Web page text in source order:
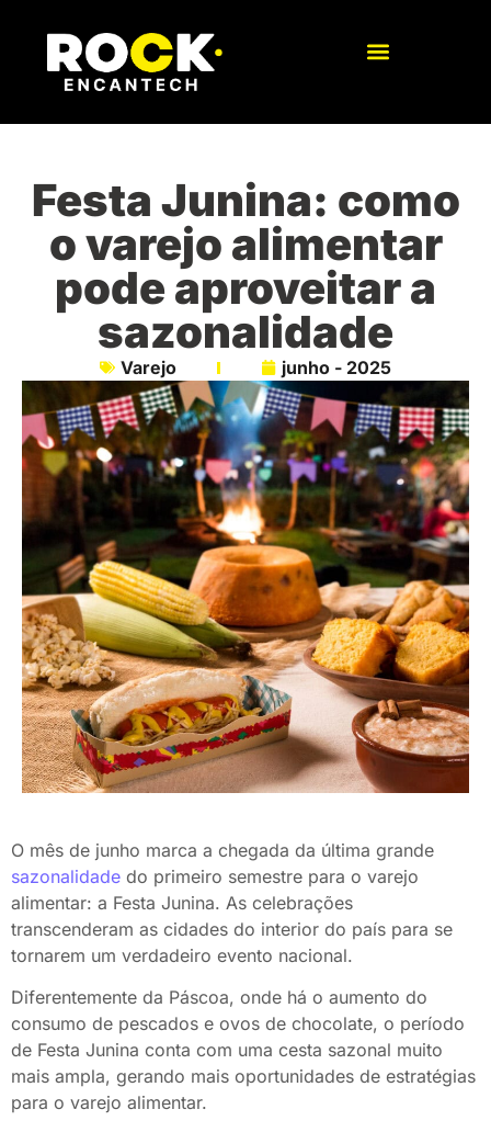
Festa Junina: como
o varejo alimentar
pode aproveitar a
sazonalidade
Varejo junho - 2025
O mês de junho marca a chegada da última grande
sazonalidade do primeiro semestre para o varejo
alimentar: a Festa Junina. As celebrações
transcenderam as cidades do interior do país para se
tornarem um verdadeiro evento nacional.
Diferentemente da Páscoa, onde há o aumento do
consumo de pescados e ovos de chocolate, o período
de Festa Junina conta com uma cesta sazonal muito
mais ampla, gerando mais oportunidades de estratégias
para o varejo alimentar.